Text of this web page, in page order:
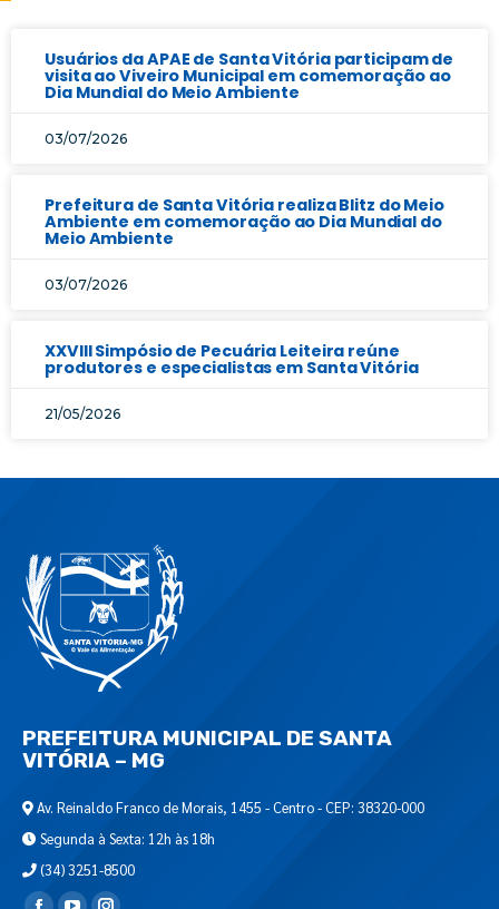
Usuários da APAE de Santa Vitória participam de
visita ao Viveiro Municipal em comemoração ao
Dia Mundial do Meio Ambiente
03/07/2026
Prefeitura de Santa Vitória realiza Blitz do Meio
Ambiente em comemoração ao Dia Mundial do
Meio Ambiente
03/07/2026
XXVIII Simpósio de Pecuária Leiteira reúne
produtores e especialistas em Santa Vitória
21/05/2026
PREFEITURA MUNICIPAL DE SANTA
VITÓRIA – MG
Av. Reinaldo Franco de Morais, 1455 - Centro - CEP: 38320-000
Segunda à Sexta: 12h às 18h
(34) 3251-8500